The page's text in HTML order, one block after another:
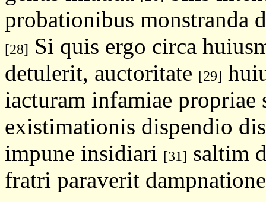
probationibus monstranda
[28] Si quis ergo circa
detulerit, auctoritate [29]
iacturam infamiae
existimationis dispendio
impune insidiari [31] saltim
fratri paraverit